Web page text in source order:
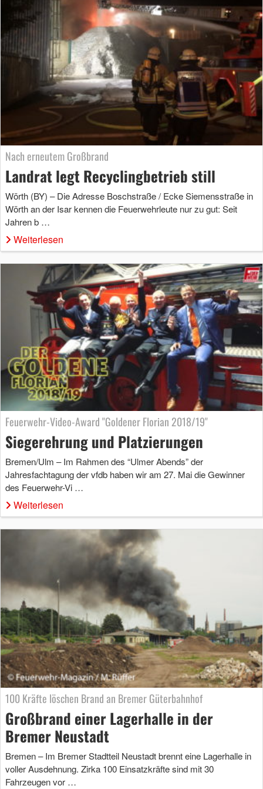
Nach erneutem Großbrand
Landrat legt Recyclingbetrieb still
Wörth (BY) – Die Adresse Boschstraße / Ecke Siemensstraße in
Wörth an der Isar kennen die Feuerwehrleute nur zu gut: Seit
Jahren b …
Weiterlesen
Feuerwehr-Video-Award "Goldener Florian 2018/19"
Siegerehrung und Platzierungen
Bremen/Ulm – Im Rahmen des “Ulmer Abends” der
Jahresfachtagung der vfdb haben wir am 27. Mai die Gewinner
des Feuerwehr-Vi …
Weiterlesen
100 Kräfte löschen Brand an Bremer Güterbahnhof
Großbrand einer Lagerhalle in der
Bremer Neustadt
Bremen – Im Bremer Stadtteil Neustadt brennt eine Lagerhalle in
voller Ausdehnung. Zirka 100 Einsatzkräfte sind mit 30
Fahrzeugen vor …